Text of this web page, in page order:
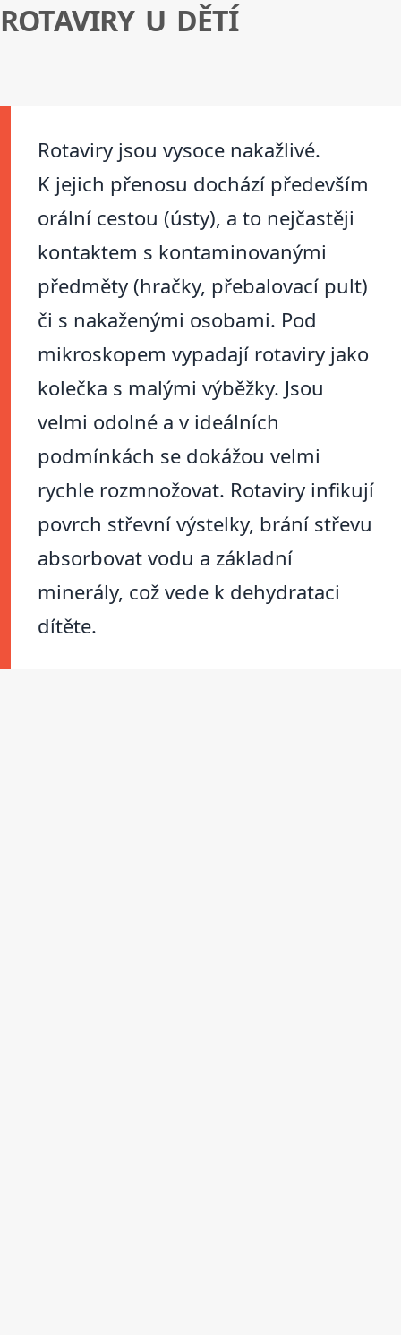
ROTAVIRY U DĚTÍ
Rotaviry jsou vysoce nakažlivé.
K jejich přenosu dochází především
orální cestou (ústy), a to nejčastěji
kontaktem s kontaminovanými
předměty (hračky, přebalovací pult)
či s nakaženými osobami. Pod
mikroskopem vypadají rotaviry jako
kolečka s malými výběžky. Jsou
velmi odolné a v ideálních
podmínkách se dokážou velmi
rychle rozmnožovat. Rotaviry infikují
povrch střevní výstelky, brání střevu
absorbovat vodu a základní
minerály, což vede k dehydrataci
dítěte.